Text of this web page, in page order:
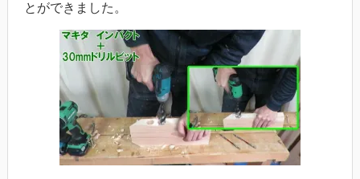
とができました。